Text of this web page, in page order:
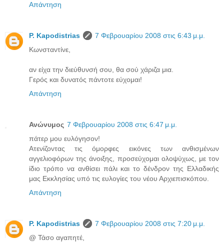
Απάντηση
P. Kapodistrias
7 Φεβρουαρίου 2008 στις 6:43 μ.μ.
Κωνσταντίνε,
αν είχα την διεύθυνσή σου, θα σού χάριζα μια.
Γερός και δυνατός πάντοτε εύχομαι!
Απάντηση
Ανώνυμος 7 Φεβρουαρίου 2008 στις 6:47 μ.μ.
πάτερ μου ευλόγησον!
Ατενίζοντας τις όμορφες εικόνες των ανθισμένων
αγγελιοφόρων της άνοιξης, προσεύχομαι ολοψύχως, με τον
ίδιο τρόπο να ανθίσει πάλι και το δένδρον της Ελλαδικής
μας Εκκλησίας υπό τις ευλογίες του νέου Αρχιεπισκόπου.
Απάντηση
P. Kapodistrias
7 Φεβρουαρίου 2008 στις 7:20 μ.μ.
@ Τάσο αγαπητέ,